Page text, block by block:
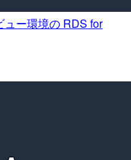
ュー環境の RDS for